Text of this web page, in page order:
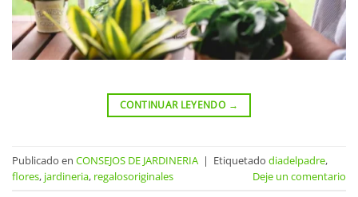
CONTINUAR LEYENDO →
Publicado en CONSEJOS DE JARDINERIA | Etiquetado diadelpadre,
flores, jardineria, regalosoriginales Deje un comentario